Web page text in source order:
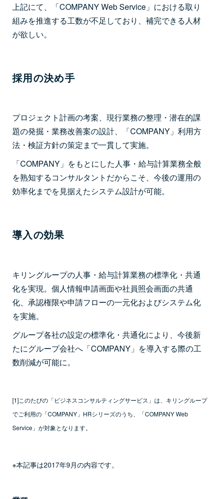
上記にて、「COMPANY Web Service」における取り
組みを推進する工数が不足しており、補完できる人材
が欲しい。
採用の決め手
プロジェクト計画の考案、現行業務の整理・潜在的課
題の発掘・業務改善案の設計、「COMPANY」利用方
法・検証方針の策定まで一貫して実施。
「COMPANY」をもとにした人事・給与計算業務全般
を熟知するコンサルタントだからこそ、今後の運用の
効率化までを見据えたシステム設計が可能。
導入の効果
キリングループの人事・給与計算業務の標準化・共通
化を実現。個人情報申請画面や社員照会画面の共通
化、承認権限や申請フローの一元化およびシステム化
を実施。
グループ各社の設定の標準化・共通化により、今後新
たにグループ会社へ「COMPANY」を導入する際の工
数削減が可能に。
[1]このたびの「ビジネスコンサルティングサービス」は、キリングループ
でご利用の「COMPANY」HRシリーズのうち、「COMPANY Web
Service」が対象となります。
※本記事は2017年9月の内容です。